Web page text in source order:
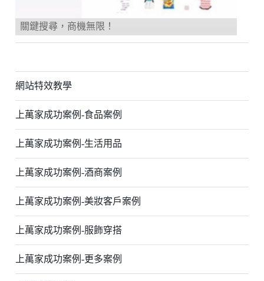
關鍵搜尋，商機無限！
網站特效教學
上萬家成功案例-食品案例
上萬家成功案例-生活用品
上萬家成功案例-酒商案例
上萬家成功案例-美妝客戶案例
上萬家成功案例-服飾穿搭
上萬家成功案例-更多案例